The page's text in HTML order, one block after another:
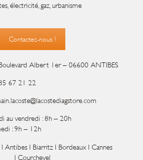
électricité, gaz, urbanisme
Contactez-nous !
Albert 1er – 06600 ANTIBES
67 21 22
au vendredi : 8h – 20h
: 9h – 12h
Antibes I Biarritz I Bordeaux I Cannes
I Courchevel